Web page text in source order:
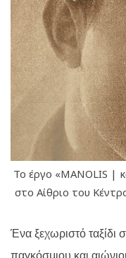
Το έργο «MANOLIS |
στο Αίθριο του
Ένα ξεχωριστό ταξίδι
παγκόσμιου και